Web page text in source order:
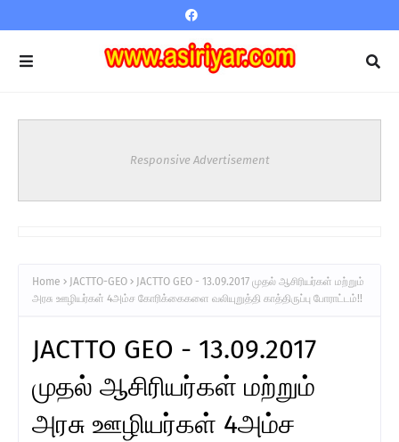
Responsive Advertisement
Home JACTTO-GEO
JACTTO GEO - 13.09.2017 முதல் ஆசிரியர்கள் மற்றும்
அரசு ஊழியர்கள் 4அம்ச கோரிக்கைகளை வலியுறுத்தி காத்திருப்பு போராட்டம்!!
JACTTO GEO - 13.09.2017
முதல் ஆசிரியர்கள் மற்றும்
அரசு ஊழியர்கள் 4அம்ச